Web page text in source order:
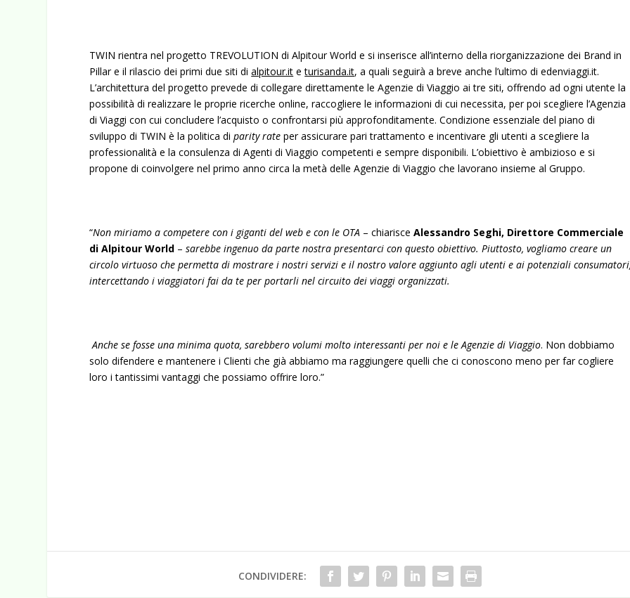
TWIN rientra nel progetto TREVOLUTION di Alpitour World e si inserisce all’interno della riorganizzazione dei Brand in
Pillar e il rilascio dei primi due siti dialpitour.it eturisanda.it, a quali seguirà a breve anche l’ultimo di edenviaggi.it.
L’architettura del progetto prevede di collegare direttamente le Agenzie di Viaggio ai tre siti, offrendo ad ogni utente la
possibilità di realizzare le proprie ricerche online, raccogliere le informazioni di cui necessita, per poi scegliere l’Agenzia
di Viaggi con cui concludere l’acquisto o confrontarsi più approfonditamente. Condizione essenziale del piano di
sviluppo di TWIN è la politica diparity rateper assicurare pari trattamento e incentivare gli utenti a scegliere la
professionalità e la consulenza di Agenti di Viaggio competenti e sempre disponibili. L’obiettivo è ambizioso e si
propone di coinvolgere nel primo anno circa la metà delle Agenzie di Viaggio che lavorano insieme al Gruppo.
“Non miriamo a competere con i giganti del web e con le OTA – chiarisceAlessandro Seghi, Direttore Commerciale
di Alpitour World –sarebbe ingenuo da parte nostra presentarci con questo obiettivo. Piuttosto, vogliamo creare un
circolo virtuoso che permetta di mostrare i nostri servizi e il nostro valore aggiunto agli utenti e ai potenziali
intercettando i viaggiatori fai da te per portarli nel circuito dei viaggi organizzati.
Anche se fosse una minima quota, sarebbero volumi molto interessanti per noi e le Agenzie di Viaggio. Non dobbiamo
solo difendere e mantenere i Clienti che già abbiamo ma raggiungere quelli che ci conoscono meno per far cogliere
loro i tantissimi vantaggi che possiamo offrire loro.”
CONDIVIDERE: